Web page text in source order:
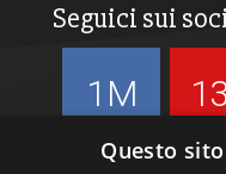
Seguici sui
1M
Questo